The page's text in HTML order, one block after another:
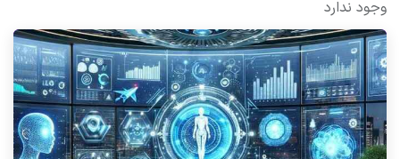
وجود ندارد